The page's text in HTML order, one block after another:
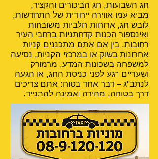
חג השבועות, חג הביכורים והקציר,
מביא עמו אווירה ייחודית של התחדשות,
לובש חג, ארוחות חלביות משובחות
ואינספור הכנות קדחתניות ברחבי העיר
רחובות. בין אם אתם מתכננים קניות
אחרונות בשוק או במרכזי הקניות, נסיעה
למשפחה בשכונות המדע, מרמורק
ושעריים רגע לפני כניסת החג, או הגעה
לנתב"ג – דבר אחד בטוח: אתם צריכים
דרך בטוחה, מהירה ואמינה להתנייד.